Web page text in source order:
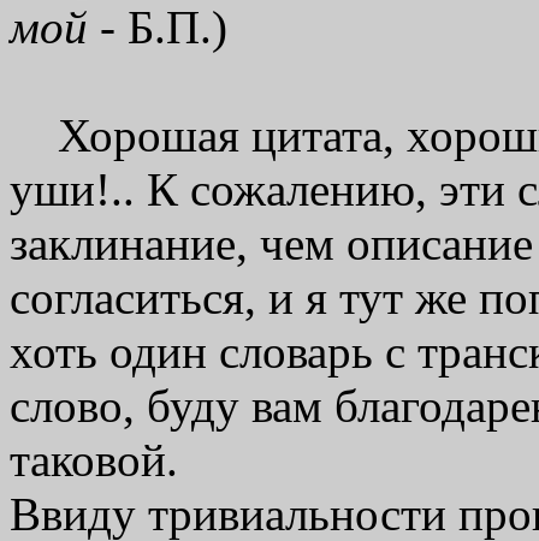
мой - Б.П.)
Хорошая цитата,
уши!.. К сожалению, эти
заклинание, чем
согласиться, и я тут же
хоть один словарь с
слово, буду вам
таковой.
Ввиду тривиальности